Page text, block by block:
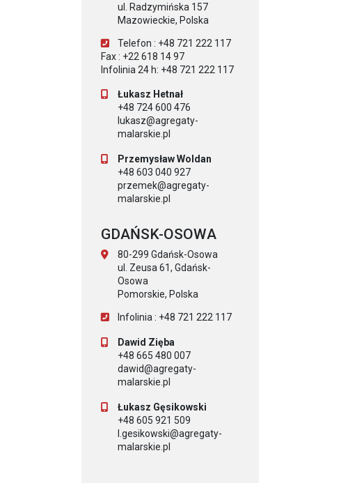
ul. Radzymińska 157
Mazowieckie, Polska
Telefon : +48 721 222 117
Fax : +22 618 14 97
Infolinia 24 h: +48 721 222 117
Łukasz Hetnał
+48 724 600 476
lukasz@agregaty-
malarskie.pl
Przemysław Woldan
+48 603 040 927
przemek@agregaty-
malarskie.pl
GDAŃSK-OSOWA
80-299 Gdańsk-Osowa
ul. Zeusa 61, Gdańsk-
Osowa
Pomorskie, Polska
Infolinia : +48 721 222 117
Dawid Zięba
+48 665 480 007
dawid@agregaty-
malarskie.pl
Łukasz Gęsikowski
+48 605 921 509
l.gesikowski@agregaty-
malarskie.pl